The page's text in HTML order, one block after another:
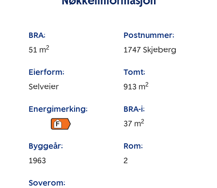
BRA:
51 m2
Postnummer:
1747 Skjeberg
Eierform:
Selveier
Tomt:
913 m2
Energimerking:
F
BRA-i:
37 m2
Byggeår:
1963
Rom:
2
Soverom: